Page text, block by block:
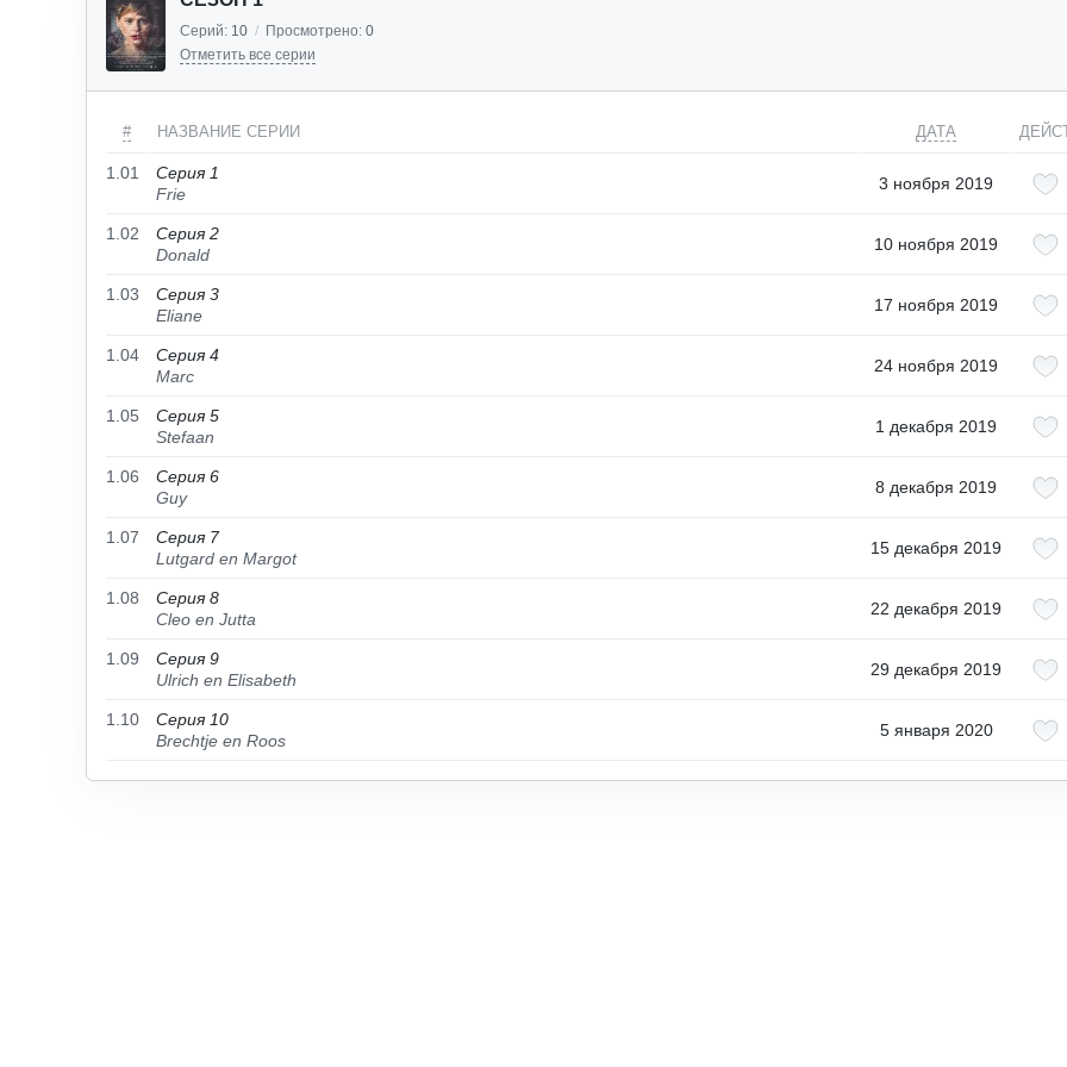
Серий: 10 / Просмотрено: 0
Отметить все серии
# НАЗВАНИЕ СЕРИИ ДАТА
1.01
Серия 1
Frie
3 ноября 2019
1.02
Серия 2
Donald
10 ноября 2019
1.03
Серия 3
Eliane
17 ноября 2019
1.04
Серия 4
Marc
24 ноября 2019
1.05
Серия 5
Stefaan
1 декабря 2019
1.06
Серия 6
Guy
8 декабря 2019
1.07
Серия 7
Lutgard en Margot
15 декабря 2019
1.08
Серия 8
Cleo en Jutta
22 декабря 2019
1.09
Серия 9
Ulrich en Elisabeth
29 декабря 2019
1.10
Серия 10
Brechtje en Roos
5 января 2020